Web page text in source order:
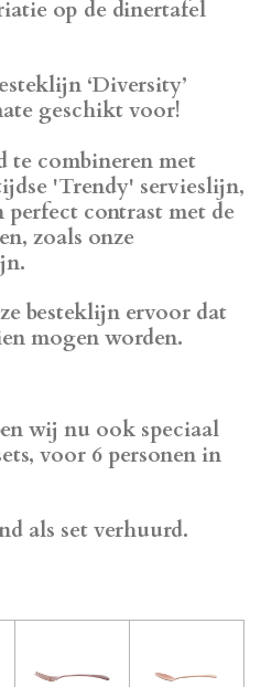
op de dinertafel
‘Diversity’
geschikt voor!
te combineren met
'Trendy' servieslijn,
perfect contrast met de
zoals onze
besteklijn ervoor dat
mogen worden.
wij nu ook speciaal
voor 6 personen in
als set verhuurd.